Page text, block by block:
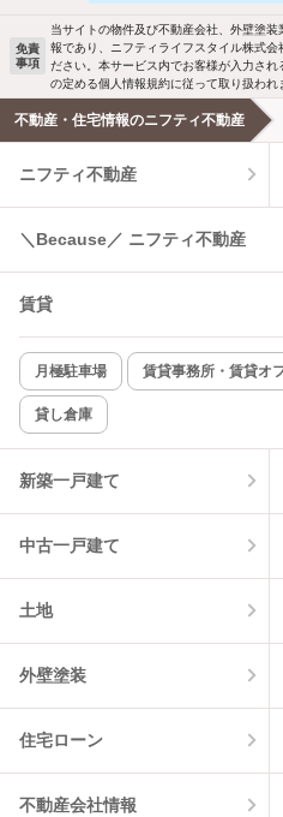
駐車場あり
洗濯機置場あり
エアコンあり
温水洗浄便座
コンロ2口以上
新着のみ
該当件数:
7
免責
事項
当サイトの物件及び不動産会社、外壁塗
報であり、ニフティライフスタイル株式
ださい。本サービス内でお客様が入力さ
の定める個人情報規約に従って取り扱われ
不動産・住宅情報のニフティ不動産
ニフティ不動産
＼Because／ ニフティ不動産
賃貸
月極駐車場 賃貸事務所・賃貸オ
貸し倉庫
新築一戸建て
中古一戸建て
土地
外壁塗装
住宅ローン
不動産会社情報